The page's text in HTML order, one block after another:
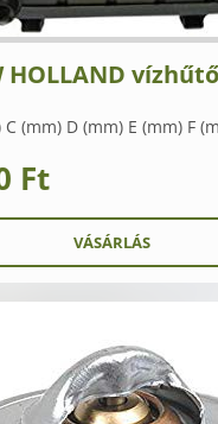
HOLLAND vízhűtő
(mm) D (mm) E (mm) F
Ft